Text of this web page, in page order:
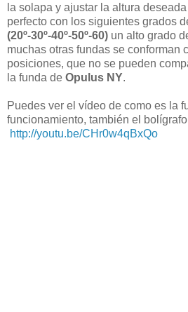
la solapa y ajustar la altura
perfecto con los siguientes grados
(20º-30º-40º-50º-60) un alto grado
muchas otras fundas se conforman
posiciones, que no se pueden
la funda de Opulus NY.
Puedes ver el vídeo de como es la
funcionamiento, también el
http://youtu.be/CHr0w4qBxQo